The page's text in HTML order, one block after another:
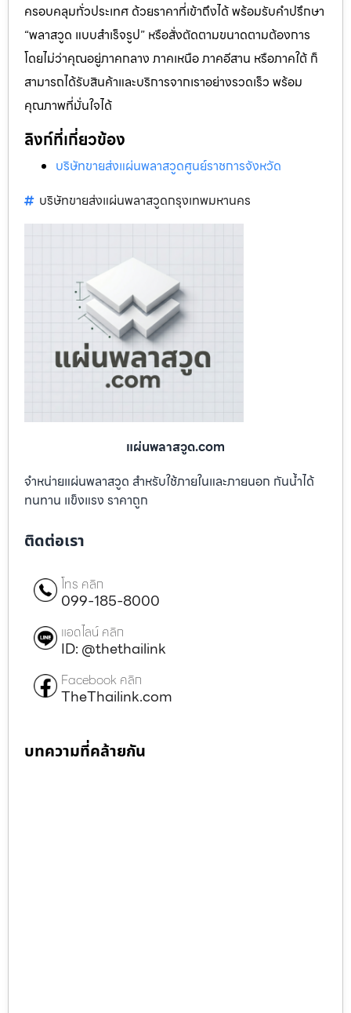
ครอบคลุมทั่วประเทศ ด้วยราคาที่เข้าถึงได้ พร้อมรับคำปรึกษา
“พลาสวูด แบบสำเร็จรูป” หรือสั่งตัดตามขนาดตามต้องการ
โดยไม่ว่าคุณอยู่ภาคกลาง ภาคเหนือ ภาคอีสาน หรือภาคใต้ ก็
สามารถได้รับสินค้าและบริการจากเราอย่างรวดเร็ว พร้อม
คุณภาพที่มั่นใจได้
ลิงก์ที่เกี่ยวข้อง
บริษัทขายส่งแผ่นพลาสวูดศูนย์ราชการจังหวัด
บริษัทขายส่งแผ่นพลาสวูดกรุงเทพมหานคร
แผ่นพลาสวูด.com
จำหน่ายแผ่นพลาสวูด สำหรับใช้ภายในและภายนอก กันน้ำได้
ทนทาน แข็งแรง ราคาถูก
ติดต่อเรา
โทร คลิก
099-185-8000
แอดไลน์ คลิก
ID: @thethailink
Facebook คลิก
TheThailink.com
บทความที่คล้ายกัน